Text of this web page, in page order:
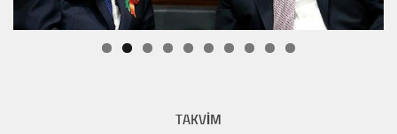
TAKVİM